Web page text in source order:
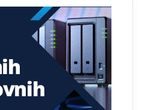
dosadašnjeg znaka "X"
mora u potpunosti
je isključivo zbog tehničkih